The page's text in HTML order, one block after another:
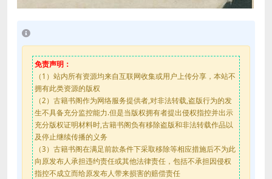
免责声明：
（1）站内所有资源均来自互联网收集或用户上传分享，本站不
拥有此类资源的版权
（2）古籍书阁作为网络服务提供者,对非法转载,盗版行为的发
生不具备充分监控能力.但是当版权拥有者提出侵权指控并出示
充分版权证明材料时,古籍书阁负有移除盗版和非法转载作品以
及停止继续传播的义务
（3）古籍书阁在满足前款条件下采取移除等相应措施后不为此
向原发布人承担违约责任或其他法律责任，包括不承担因侵权
指控不成立而给原发布人带来损害的赔偿责任